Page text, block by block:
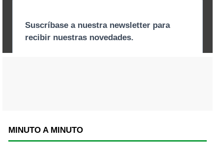
MINUTO A MINUTO